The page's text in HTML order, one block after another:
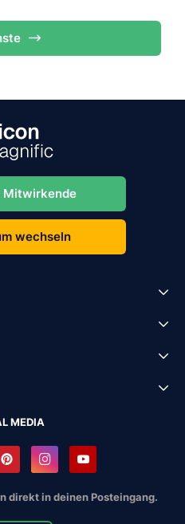
Mitwirkende
wechseln
MEDIA
direkt in deinen Posteingang.